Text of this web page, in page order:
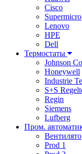
Cisco
Supermicro
Lenovo
HPE
Dell
Термостаты
Johnson
Honeywell
Industrie
S+S
Regin
Siemens
Lufberg
Пром.
Prod 1